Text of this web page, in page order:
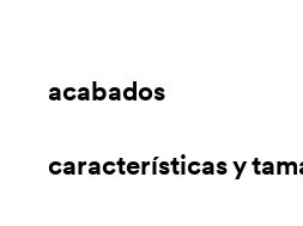
acabados
sobre de linóleo
características y